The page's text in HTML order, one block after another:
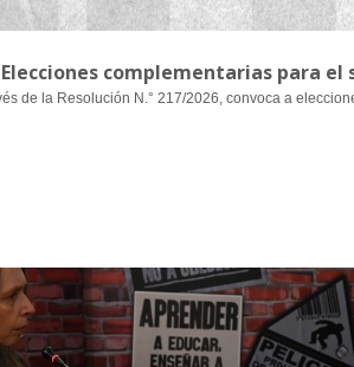
complementarias para
de la Resolución N.° 217/2026, convoca a